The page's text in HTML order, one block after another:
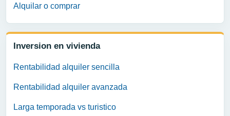
Alquilar o comprar
Inversion en vivienda
Rentabilidad alquiler sencilla
Rentabilidad alquiler avanzada
Larga temporada vs turistico